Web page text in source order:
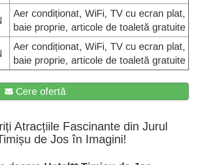
Aer condiționat, WiFi, TV cu ecran plat,
baie proprie, articole de toaletă gratuite
Aer condiționat, WiFi, TV cu ecran plat,
baie proprie, articole de toaletă gratuite
Cere ofertă
Atracțiile Fascinante din Jurul
de Jos în Imagini!